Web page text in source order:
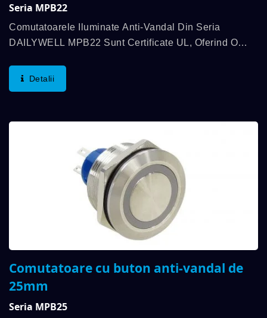
Seria MPB22
Comutatoarele Iluminate Anti-Vandal Din Seria
DAILYWELL MPB22 Sunt Certificate UL, Oferind O
Comutatoare Respectă Standardele IP67 Și Au O
Durată De Viață...
Detalii
Comutatoare cu buton anti-vandal de
25mm
Seria MPB25